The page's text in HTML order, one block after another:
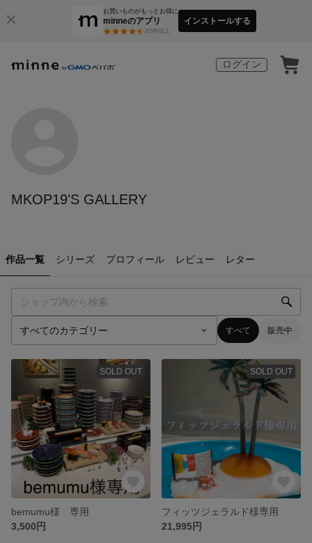
お買いものがもっとお得に
minneのアプリ
3万件以上
インストールする
ログイン
MKOP19'S GALLERY
作品一覧 シリーズ プロフィール レビュー レター
すべて 販売中
SOLD OUT
bemumu様 専用
3,500円
SOLD OUT
フィッツジェラルド様専用
21,995円